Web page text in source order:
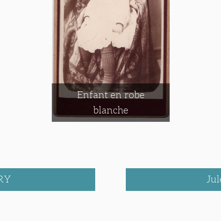
Enfant en robe
blanche